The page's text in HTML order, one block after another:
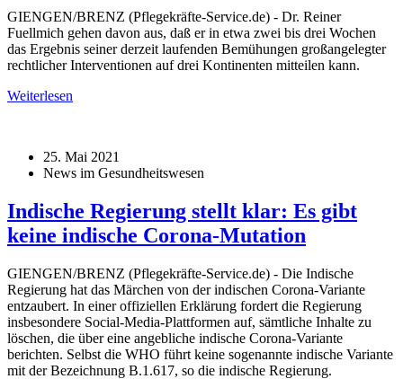
GIENGEN/BRENZ (Pflegekräfte-Service.de) - Dr. Reiner
Fuellmich gehen davon aus, daß er in etwa zwei bis drei Wochen
das Ergebnis seiner derzeit laufenden Bemühungen großangelegter
rechtlicher Interventionen auf drei Kontinenten mitteilen kann.
Weiterlesen
25. Mai 2021
News im Gesundheitswesen
Indische Regierung stellt klar: Es gibt
keine indische Corona-Mutation
GIENGEN/BRENZ (Pflegekräfte-Service.de) - Die Indische
Regierung hat das Märchen von der indischen Corona-Variante
entzaubert. In einer offiziellen Erklärung fordert die Regierung
insbesondere Social-Media-Plattformen auf, sämtliche Inhalte zu
löschen, die über eine angebliche indische Corona-Variante
berichten. Selbst die WHO führt keine sogenannte indische Variante
mit der Bezeichnung B.1.617, so die indische Regierung.